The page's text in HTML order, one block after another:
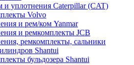
и уплотнения Caterpillar (CAT)
Volvo
и рем/ком Yanmar
и ремкомплекты JCB
ремкомплекты, сальники
Shantui
бульдозера Shantui